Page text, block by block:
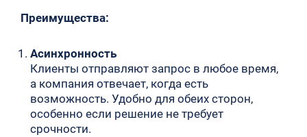
Преимущества:
Асинхронность
Клиенты отправляют запрос в любое время,
а компания отвечает, когда есть
возможность. Удобно для обеих сторон,
особенно если решение не требует
срочности.